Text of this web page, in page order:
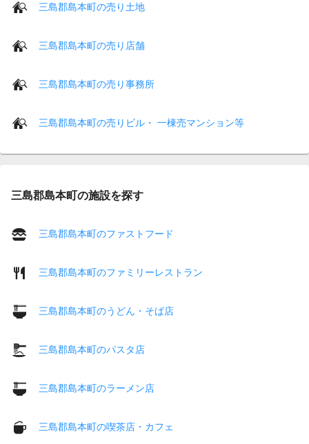
三島郡島本町の売り土地
三島郡島本町の売り店舗
三島郡島本町の売り事務所
三島郡島本町の売りビル・ 一棟売マンション等
三島郡島本町の施設を探す
三島郡島本町のファストフード
三島郡島本町のファミリーレストラン
三島郡島本町のうどん・そば店
三島郡島本町のパスタ店
三島郡島本町のラーメン店
三島郡島本町の喫茶店・カフェ